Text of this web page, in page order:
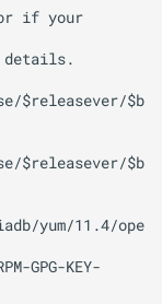
if your
details.
$releasever/$b
$releasever/$b
yum/11.4/ope
GPG-KEY-